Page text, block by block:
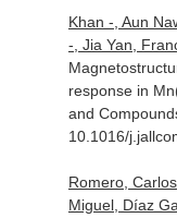
Khan -, Aun
-, Jia Yan,
response in
and
10.1016/
Romero,
Miguel, Díaz